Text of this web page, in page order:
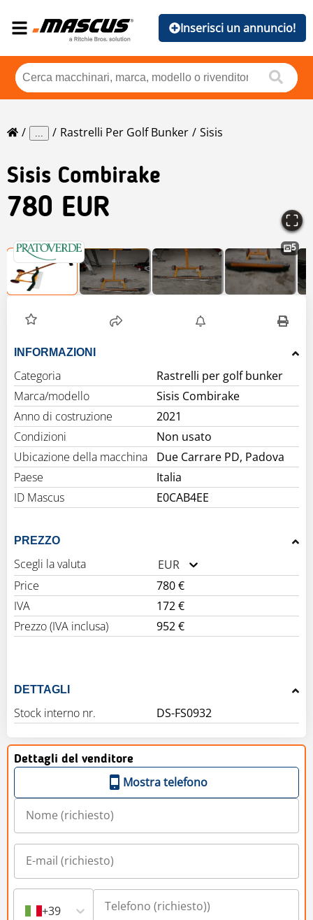
Inserisci un annuncio!
... Rastrelli Per Golf Bunker Sisis
Sisis Combirake
780 EUR
5
INFORMAZIONI
Categoria
Rastrelli per golf bunker
Marca/modello
Sisis Combirake
Anno di costruzione
2021
Condizioni
Non usato
Ubicazione della macchina
Due Carrare PD, Padova
Paese
Italia
ID Mascus
E0CAB4EE
PREZZO
Scegli la valuta
EUR
Price
780 €
IVA
172 €
Prezzo (IVA inclusa)
952 €
DETTAGLI
Stock interno nr. DS-FS0932
Dettagli del venditore
Mostra telefono
+39